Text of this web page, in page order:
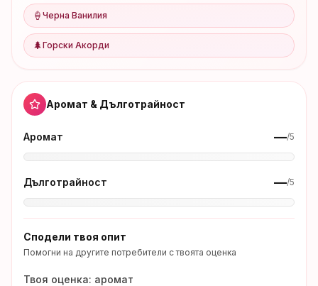
🍦 Черна Ванилия
🌲Горски Акорди
Аромат & Дълготрайност
Аромат —/5
Дълготрайност —/5
Сподели твоя опит
Помогни на другите потребители с твоята оценка
Твоя оценка: аромат